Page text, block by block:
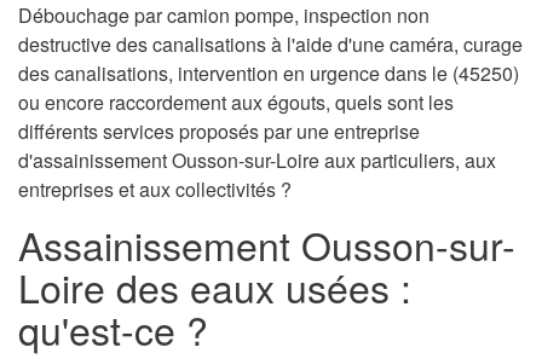
Débouchage par camion pompe, inspection non
destructive des canalisations à l'aide d'une caméra, curage
des canalisations, intervention en urgence dans le (45250)
ou encore raccordement aux égouts, quels sont les
différents services proposés par une entreprise
d'assainissement Ousson-sur-Loire aux particuliers, aux
entreprises et aux collectivités ?
Assainissement Ousson-sur-
Loire des eaux usées :
qu'est-ce ?